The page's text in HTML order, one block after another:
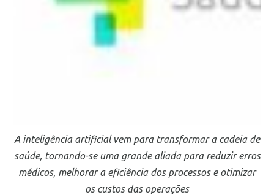
A inteligência artificial vem para transformar a cadeia de
saúde, tornando-se uma grande aliada para reduzir erros
médicos, melhorar a eficiência dos processos e otimizar
os custos das operações